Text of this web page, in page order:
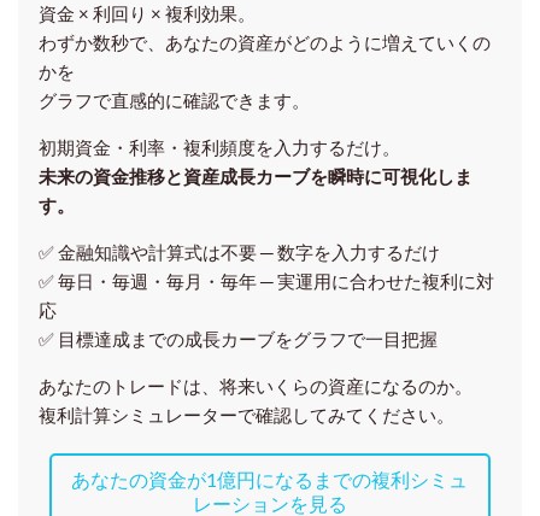
資金 × 利回り × 複利効果。
わずか数秒で、あなたの資産がどのように増えていくの
かを
グラフで直感的に確認できます。
初期資金・利率・複利頻度を入力するだけ。
未来の資金推移と資産成長カーブを瞬時に可視化しま
す。
✅ 金融知識や計算式は不要 ─ 数字を入力するだけ
✅ 毎日・毎週・毎月・毎年 ─ 実運用に合わせた複利に対
応
✅ 目標達成までの成長カーブをグラフで一目把握
あなたのトレードは、将来いくらの資産になるのか。
複利計算シミュレーターで確認してみてください。
あなたの資金が1億円になるまでの複利シミュ
レーションを見る